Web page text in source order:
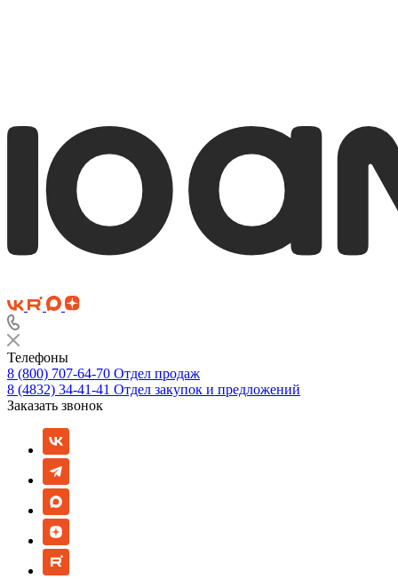
Телефоны
8 (800) 707-64-70 Отдел продаж
8 (4832) 34-41-41 Отдел закупок и предложений
Заказать звонок